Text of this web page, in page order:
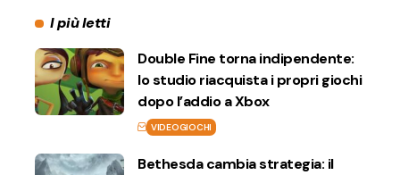
I più letti
Double Fine torna indipendente:
lo studio riacquista i propri giochi
dopo l’addio a Xbox
VIDEOGIOCHI
Bethesda cambia strategia: il